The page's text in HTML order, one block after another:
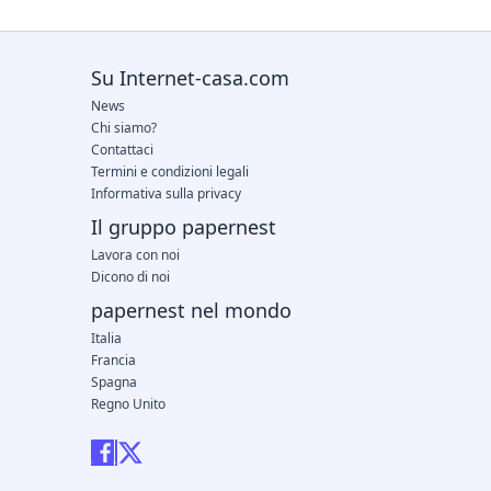
Su Internet-casa.com
News
Chi siamo?
Contattaci
Termini e condizioni legali
Informativa sulla privacy
Il gruppo papernest
Lavora con noi
Dicono di noi
papernest nel mondo
Italia
Francia
Spagna
Regno Unito